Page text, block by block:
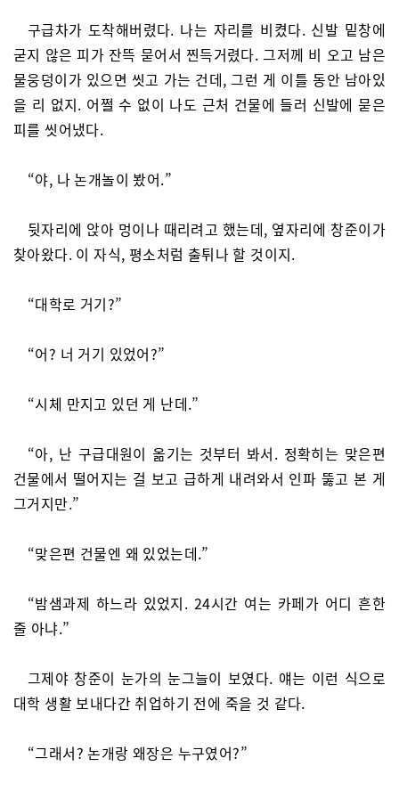
구급차가 도착해버렸다. 나는 자리를 비켰다. 신발 밑창에
굳지 않은 피가 잔뜩 묻어서 찐득거렸다. 그저께 비 오고 남은
물웅덩이가 있으면 씻고 가는 건데, 그런 게 이틀 동안 남아있
을 리 없지. 어쩔 수 없이 나도 근처 건물에 들러 신발에 묻은
피를 씻어냈다.
“야, 나 논개놀이 봤어.”
뒷자리에 앉아 멍이나 때리려고 했는데, 옆자리에 창준이가
찾아왔다. 이 자식, 평소처럼 출튀나 할 것이지.
“대학로 거기?”
“어? 너 거기 있었어?”
“시체 만지고 있던 게 난데.”
“아, 난 구급대원이 옮기는 것부터 봐서. 정확히는 맞은편
건물에서 떨어지는 걸 보고 급하게 내려와서 인파 뚫고 본 게
그거지만.”
“맞은편 건물엔 왜 있었는데.”
“밤샘과제 하느라 있었지. 24시간 여는 카페가 어디 흔한
줄 아냐.”
그제야 창준이 눈가의 눈그늘이 보였다. 얘는 이런 식으로
대학 생활 보내다간 취업하기 전에 죽을 것 같다.
“그래서? 논개랑 왜장은 누구였어?”